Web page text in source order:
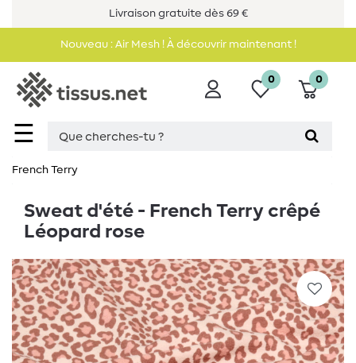
Livraison gratuite dès 69 €
Nouveau : Air Mesh ! À découvrir maintenant !
☰
0 0
French Terry
Sweat d'été - French Terry crêpé
Léopard rose